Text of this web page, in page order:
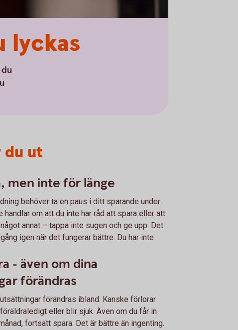
lyckas
du
du ut
men inte för länge
behöver ta en paus i ditt sparande under
handlar om att du inte har råd att spara eller att
annat – tappa inte sugen och ge upp. Det
igen när det fungerar bättre. Du har inte
- även om dina
förändras
förändras ibland. Kanske förlorar
eller blir sjuk. Även om du får in
fortsätt spara. Det är bättre än ingenting.